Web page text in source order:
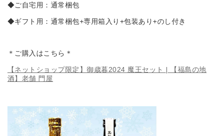
◆ご自宅用：通常梱包
◆ギフト用：通常梱包+専用箱入り+包装あり+のし付き
＊ご購入はこちら＊
【ネットショップ限定】御歳暮2024 魔王セット | 【福島の地
酒】老舗 門屋